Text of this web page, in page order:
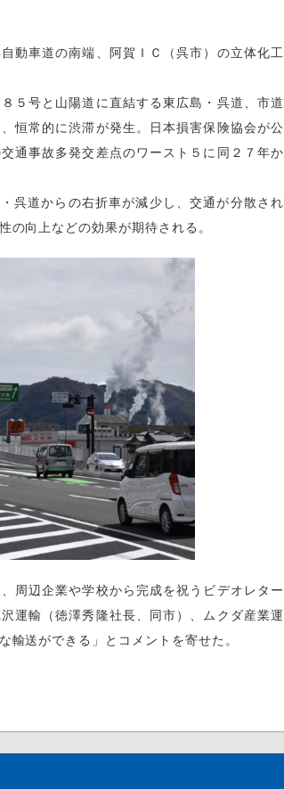
動車道の南端、阿賀ＩＣ（呉市）の立体化工
５号と山陽道に直結する東広島・呉道、市道
恒常的に渋滞が発生。日本損害保険協会が公
通事故多発交差点のワースト５に同２７年か
呉道からの右折車が減少し、交通が分散され
の向上などの効果が期待される。
周辺企業や学校から完成を祝うビデオレター
運輸（徳澤秀隆社長、同市）、ムクダ産業運
輸送ができる」とコメントを寄せた。